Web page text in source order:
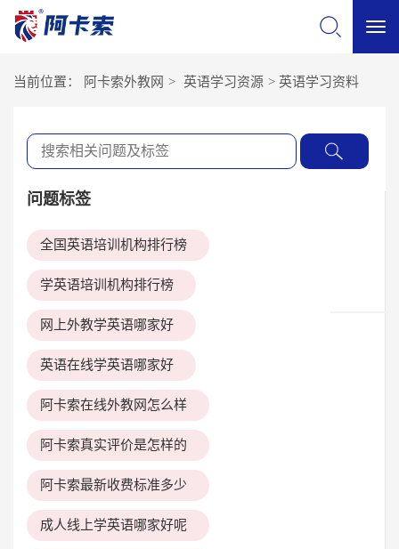
当前位置： 阿卡索外教网 > 英语学习资源 > 英语学习资料
问题标签
全国英语培训机构排行榜
学英语培训机构排行榜
网上外教学英语哪家好
英语在线学英语哪家好
阿卡索在线外教网怎么样
阿卡索真实评价是怎样的
阿卡索最新收费标准多少
成人线上学英语哪家好呢